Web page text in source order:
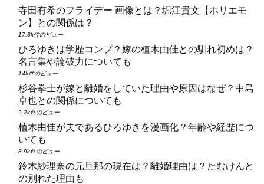
寺田有希のフライデー 画像とは？堀江貴文【ホリエモ
ン】との関係は？
17.3k件のビュー
ひろゆきは学歴コンプ？嫁の植木由佳との馴れ初めは？
名言集や論破力についても
14k件のビュー
杉谷拳士が嫁と離婚をしていた理由や原因はなぜ？中島
卓也との関係についても
9.2k件のビュー
植木由佳が夫であるひろゆきを漫画化？年齢や経歴につ
いても
8.9k件のビュー
鈴木紗理奈の元旦那の現在は？離婚理由は？たむけんと
の別れた理由も